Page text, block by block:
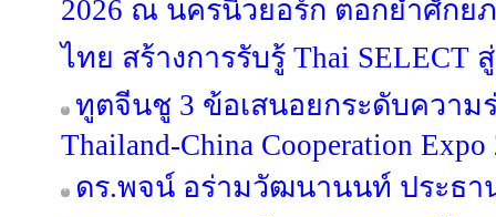
2026 ณ นครนิวยอร์ก ตอกย้ำศักยภ
ไทย สร้างการรับรู้ Thai SELECT
ทูตจีนชู 3 ข้อเสนอยกระดับความ
Thailand-China Cooperation Expo
ดร.พจน์ อร่ามวัฒนานนท์ ประธา